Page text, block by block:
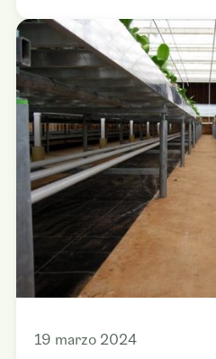
19 marzo 2024